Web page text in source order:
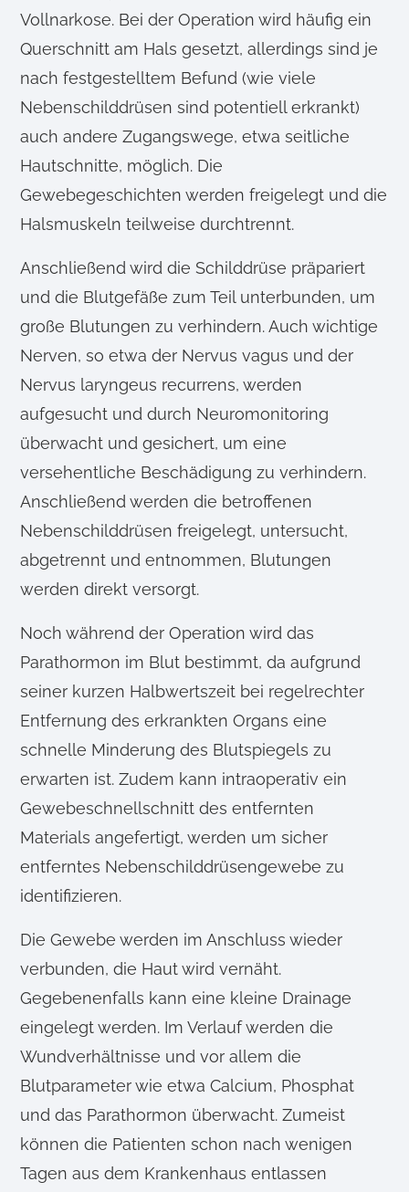
Vollnarkose. Bei der Operation wird häufig ein
Querschnitt am Hals gesetzt, allerdings sind je
nach festgestelltem Befund (wie viele
Nebenschilddrüsen sind potentiell erkrankt)
auch andere Zugangswege, etwa seitliche
Hautschnitte, möglich. Die
Gewebegeschichten werden freigelegt und die
Halsmuskeln teilweise durchtrennt.
Anschließend wird die Schilddrüse präpariert
und die Blutgefäße zum Teil unterbunden, um
große Blutungen zu verhindern. Auch wichtige
Nerven, so etwa der Nervus vagus und der
Nervus laryngeus recurrens, werden
aufgesucht und durch Neuromonitoring
überwacht und gesichert, um eine
versehentliche Beschädigung zu verhindern.
Anschließend werden die betroffenen
Nebenschilddrüsen freigelegt, untersucht,
abgetrennt und entnommen, Blutungen
werden direkt versorgt.
Noch während der Operation wird das
Parathormon im Blut bestimmt, da aufgrund
seiner kurzen Halbwertszeit bei regelrechter
Entfernung des erkrankten Organs eine
schnelle Minderung des Blutspiegels zu
erwarten ist. Zudem kann intraoperativ ein
Gewebeschnellschnitt des entfernten
Materials angefertigt, werden um sicher
entferntes Nebenschilddrüsengewebe zu
identifizieren.
Die Gewebe werden im Anschluss wieder
verbunden, die Haut wird vernäht.
Gegebenenfalls kann eine kleine Drainage
eingelegt werden. Im Verlauf werden die
Wundverhältnisse und vor allem die
Blutparameter wie etwa Calcium, Phosphat
und das Parathormon überwacht. Zumeist
können die Patienten schon nach wenigen
Tagen aus dem Krankenhaus entlassen